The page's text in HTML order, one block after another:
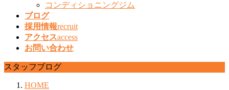
コンディショニングジム
ブログ
採用情報recruit
アクセスaccess
お問い合わせ
スタッフブログ
HOME